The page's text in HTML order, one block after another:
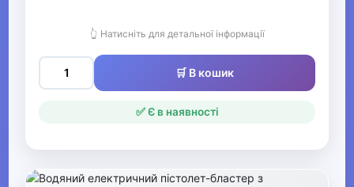
Гігієна та догляд за дитиною
▶
Товари для мам
👆 Натисніть для детальної інформації
🛒 В кошик
✅ Є в наявності